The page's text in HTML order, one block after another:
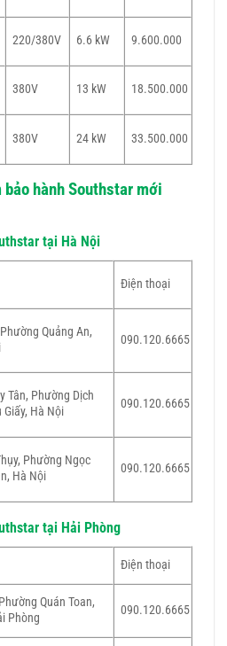
220/380V 6.6 kW 9.600.000
380V 13 kW 18.500.000
380V 24 kW 33.500.000
hành Southstar mới
tại Hà Nội
Điện thoại
Quảng An,
090.120.6665
Tân, Phường Dịch
Giấy, Hà Nội
090.120.6665
Phường Ngọc
Hà Nội
090.120.6665
tại Hải Phòng
Điện thoại
Quán Toan,
Phòng
090.120.6665